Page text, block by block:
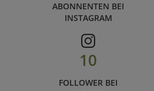
ABONNENTEN BEI
INSTAGRAM
10
FOLLOWER BEI